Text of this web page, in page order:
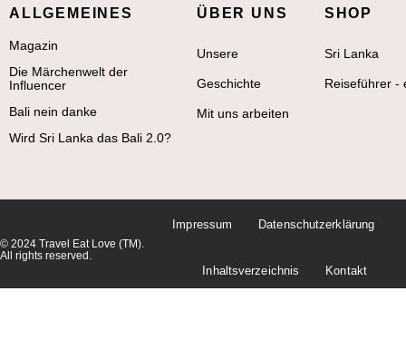
ALLGEMEINES
Magazin
Die Märchenwelt der
Influencer
Bali nein danke
Wird Sri Lanka das Bali 2.0?
ÜBER UNS
Unsere
Geschichte
Mit uns arbeiten
SHOP
Sri Lanka
Reiseführer -
© 2024 Travel Eat Love (TM).
All rights reserved.
Impressum Datenschutzerklärung
Inhaltsverzeichnis Kontakt